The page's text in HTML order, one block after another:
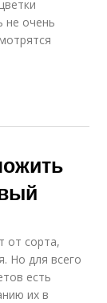
не очень
от сорта,
Но для всего
есть
их в